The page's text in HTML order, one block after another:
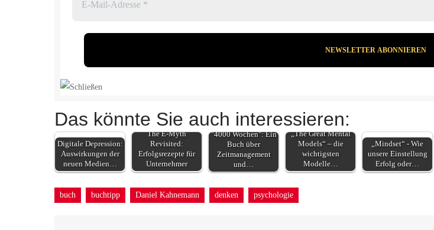
Das könnte Sie auch interessieren:
Digitale Depression:
Auswirkungen der
neuen Medien…
The E-Myth
Revisited:
Erfolgsrezepte für
Unternehmer
"4000 Wochen": Ein
Buch über
Zeitmanagement
und…
„The Great Mental
Models“ – die
wichtigsten
Modelle…
„Mindset“ - Wie
unsere Einstellung
Erfolg oder…
buch buchtipp Daniel Kahnemann denken psychologie